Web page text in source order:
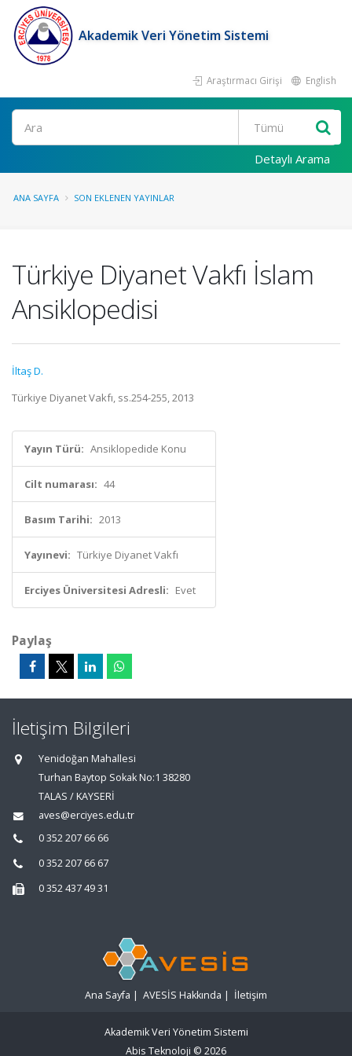
Akademik Veri Yönetim Sistemi
Araştırmacı Girişi English
Ara
Detaylı Arama
ANA SAYFA SON EKLENEN YAYINLAR
Türkiye Diyanet Vakfı İslam
Ansiklopedisi
İltaş D.
Türkiye Diyanet Vakfı, ss.254-255, 2013
Yayın Türü: Ansiklopedide Konu
Cilt numarası: 44
Basım Tarihi: 2013
Yayınevi: Türkiye Diyanet Vakfı
Erciyes Üniversitesi Adresli: Evet
Paylaş
İletişim Bilgileri
Yenidoğan Mahallesi
Turhan Baytop Sokak No:1 38280
TALAS / KAYSERİ
aves@erciyes.edu.tr
0 352 207 66 66
0 352 207 66 67
0 352 437 49 31
Ana Sayfa | AVESİS Hakkında | İletişim
Akademik Veri Yönetim Sistemi
Abis Teknoloji © 2026